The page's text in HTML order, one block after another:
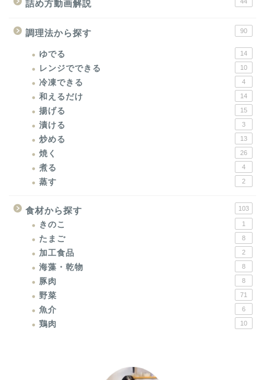
詰め方動画解説
調理法から探す 90
ゆでる 14
レンジでできる 10
冷凍できる 4
和えるだけ 14
揚げる 15
漬ける 3
炒める 13
焼く 26
煮る 4
蒸す 2
食材から探す 103
きのこ 1
たまご 8
加工食品 2
海藻・乾物 8
豚肉 8
野菜 71
魚介 6
鶏肉 10